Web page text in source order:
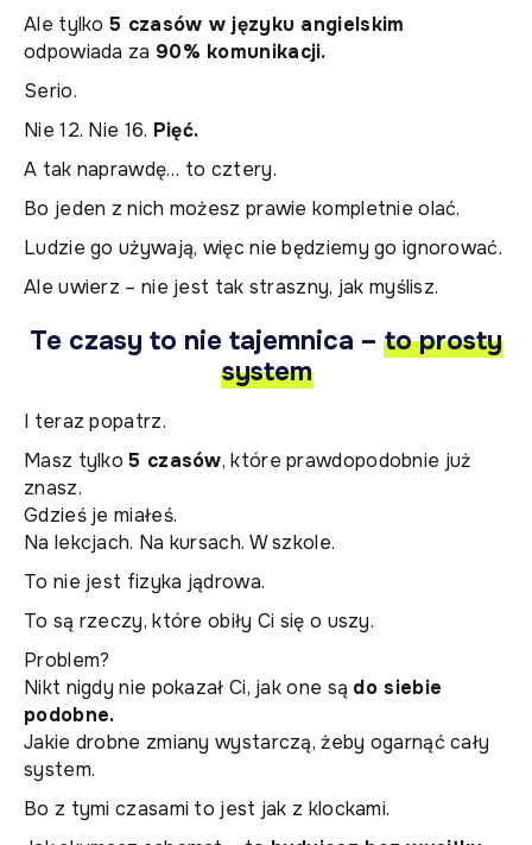
Ale tylko 5 czasów w języku angielskim
odpowiada za 90% komunikacji.
Serio.
Nie 12. Nie 16. Pięć.
A tak naprawdę… to cztery.
Bo jeden z nich możesz prawie kompletnie olać.
Ludzie go używają, więc nie będziemy go ignorować.
Ale uwierz – nie jest tak straszny, jak myślisz.
Te czasy to nie tajemnica – to prosty
system
I teraz popatrz.
Masz tylko5 czasów, które prawdopodobnie już
znasz.
Gdzieś je miałeś.
Na lekcjach. Na kursach. W szkole.
To nie jest fizyka jądrowa.
To są rzeczy, które obiły Ci się o uszy.
Problem?
Nikt nigdy nie pokazał Ci, jak one są do siebie
podobne.
Jakie drobne zmiany wystarczą, żeby ogarnąć cały
system.
Bo z tymi czasami to jest jak z klockami.